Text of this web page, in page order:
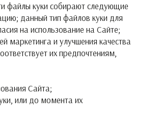
файлы куки собирают следующие
данный тип файлов куки для
на использование на Сайте;
маркетинга и улучшения качества
их предпочтениям,
Сайта;
или до момента их